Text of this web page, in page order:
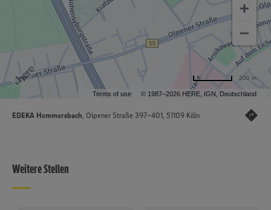
Terms of use © 1987–2026 HERE, IGN, Deutschland
200 m
EDEKA Hemmersbach , Olpener Straße 397-401, 51109 Köln
Weitere Stellen